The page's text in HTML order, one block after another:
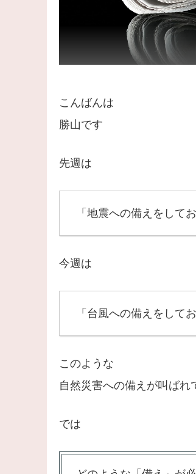
こんばんは
勝山です
先週は
「地震への備えをして
今週は
「台風への備えをして
このような
自然災害への備えが叫ばれ
では